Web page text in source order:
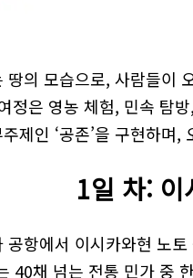
땅의 모습으로, 사람들
정은 영농 체험, 민속 탐
제인 ‘공존’을 구현하며
1일 차: 이
항에서 이시카와현 노
40채 넘는 전통 민가 중